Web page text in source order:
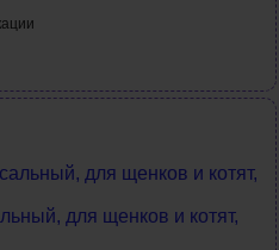
для щенков и котят,